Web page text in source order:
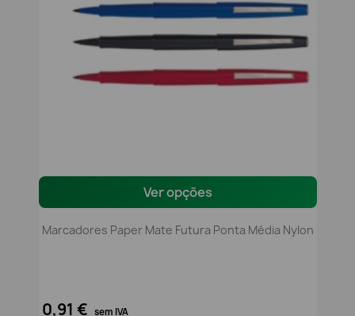
Ver opções
Marcadores Paper Mate Futura Ponta Média Nylon
0,91 € sem IVA